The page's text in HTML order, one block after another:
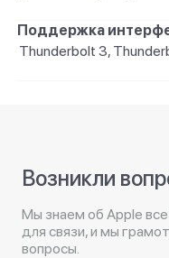
Поддержка
Thunderbolt 3,
Возникли
Мы знаем об Apple
для связи, и мы
вопросы.